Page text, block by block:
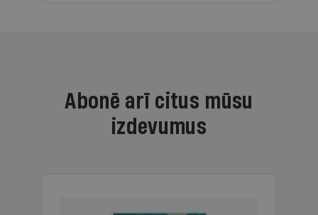
Abonē arī citus mūsu
izdevumus